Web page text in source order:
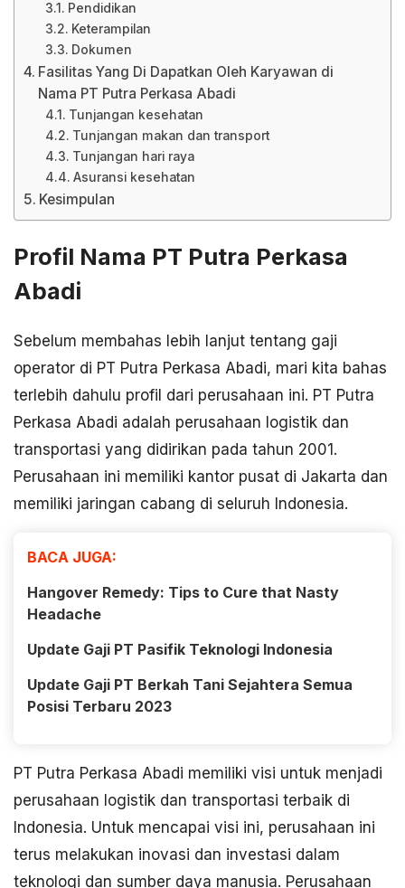
Pendidikan
Keterampilan
Dokumen
Fasilitas Yang Di Dapatkan Oleh Karyawan di
Nama PT Putra Perkasa Abadi
Tunjangan kesehatan
Tunjangan makan dan transport
Tunjangan hari raya
Asuransi kesehatan
Kesimpulan
Profil Nama PT Putra Perkasa
Abadi
Sebelum membahas lebih lanjut tentang gaji
operator di PT Putra Perkasa Abadi, mari kita bahas
terlebih dahulu profil dari perusahaan ini. PT Putra
Perkasa Abadi adalah perusahaan logistik dan
transportasi yang didirikan pada tahun 2001.
Perusahaan ini memiliki kantor pusat di Jakarta dan
memiliki jaringan cabang di seluruh Indonesia.
BACA JUGA:
Hangover Remedy: Tips to Cure that Nasty
Headache
Update Gaji PT Pasifik Teknologi Indonesia
Update Gaji PT Berkah Tani Sejahtera Semua
Posisi Terbaru 2023
PT Putra Perkasa Abadi memiliki visi untuk menjadi
perusahaan logistik dan transportasi terbaik di
Indonesia. Untuk mencapai visi ini, perusahaan ini
terus melakukan inovasi dan investasi dalam
teknologi dan sumber daya manusia. Perusahaan